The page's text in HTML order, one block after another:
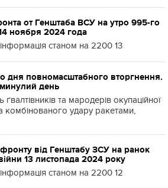
от Генштаба ВСУ на утро 995-го
ноября 2024 года
станом на 2200 13
дня повномасштабного вторгнення.
день
та мародерів окупаційної
комбінованого удару ракетами,
від Генштабу ЗСУ на ранок
13 листопада 2024 року
станом на 2200 12